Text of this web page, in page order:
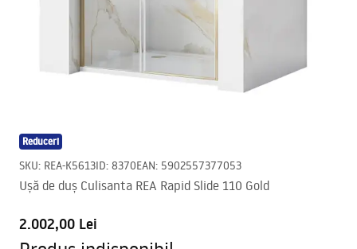
Reduceri
SKU: REA-K5613ID: 8370EAN: 5902557377053
Ușă de duș Culisanta REA Rapid Slide 110 Gold
2.002,00 Lei